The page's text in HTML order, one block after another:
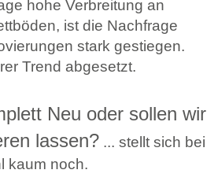
hohe Verbreitung an
ist die Nachfrage
stark gestiegen.
Trend abgesetzt.
Neu oder sollen wir
lassen? ... stellt sich bei
kaum noch.